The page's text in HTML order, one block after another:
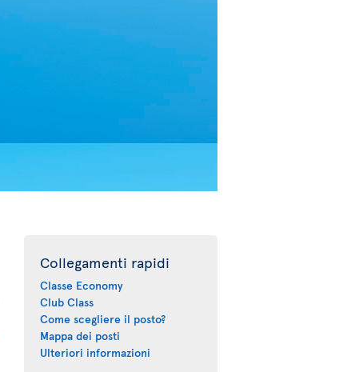
Collegamenti rapidi
Classe Economy
Club Class
Come scegliere il posto?
Mappa dei posti
Ulteriori informazioni